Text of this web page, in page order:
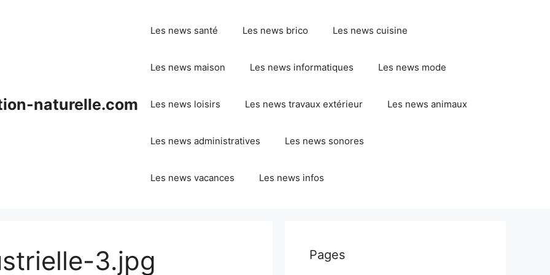
naturelle.com
Les news santé Les news brico Les news cuisine
Les news maison Les news informatiques Les news mode
Les news loisirs Les news travaux extérieur Les news animaux
Les news administratives Les news sonores
Les news vacances Les news infos
3.jpg Pages